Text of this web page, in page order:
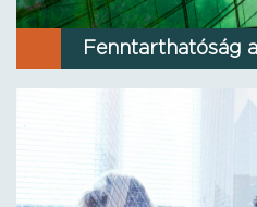
Fenntarthatóság